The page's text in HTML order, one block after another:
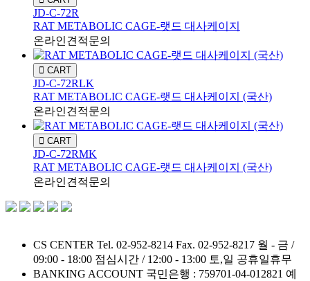
JD-C-72R
RAT METABOLIC CAGE-랫드 대사케이지
온라인견적문의
CART
JD-C-72RLK
RAT METABOLIC CAGE-랫드 대사케이지 (국산)
온라인견적문의
CART
JD-C-72RMK
RAT METABOLIC CAGE-랫드 대사케이지 (국산)
온라인견적문의
CS CENTER Tel. 02-952-8214 Fax. 02-952-8217 월 - 금 /
09:00 - 18:00 점심시간 / 12:00 - 13:00 토,일 공휴일휴무
BANKING ACCOUNT 국민은행 : 759701-04-012821 예